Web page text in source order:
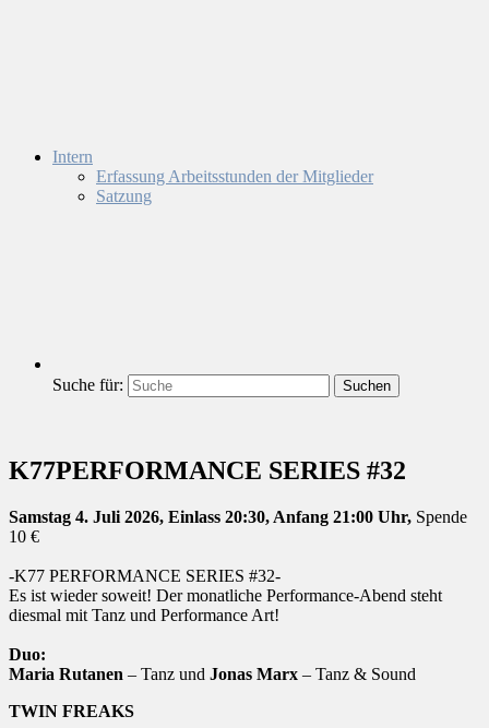
Intern
Erfassung Arbeitsstunden der Mitglieder
Satzung
Suche für: Suchen
K77PERFORMANCE SERIES #32
Samstag 4. Juli 2026, Einlass 20:30, Anfang 21:00 Uhr, Spende
10 €
-K77 PERFORMANCE SERIES #32-
Es ist wieder soweit! Der monatliche Performance-Abend steht
diesmal mit Tanz und Performance Art!
Duo:
Maria Rutanen – Tanz und Jonas Marx – Tanz & Sound
TWIN FREAKS